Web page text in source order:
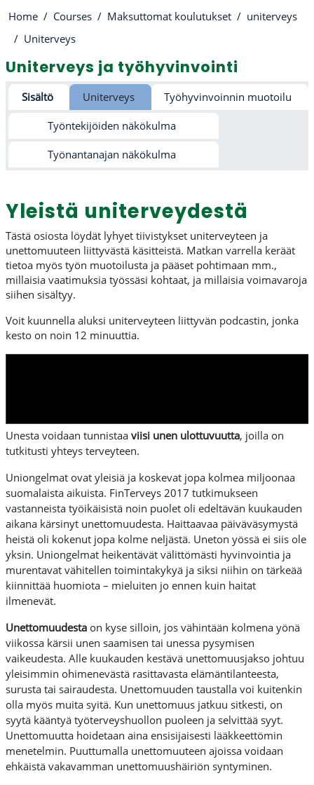
Home Courses Maksuttomat koulutukset
uniterveys
Uniterveys
Uniterveys ja työhyvinvointi
Section outline
Sisältö Uniterveys Työhyvinvoinnin muotoilu
Työntekijöiden näkökulma
Työnantanajan näkökulma
Yleistä uniterveydestä
Tästä osiosta löydät lyhyet tiivistykset uniterveyteen ja
unettomuuteen liittyvästä käsitteistä. Matkan varrella keräät
tietoa myös työn muotoilusta ja pääset pohtimaan mm.,
millaisia vaatimuksia työssäsi kohtaat, ja millaisia voimavaroja
siihen sisältyy.
Voit kuunnella aluksi uniterveyteen liittyvän podcastin, jonka
kesto on noin 12 minuuttia.
Unesta voidaan tunnistaa viisi unen ulottuvuutta, joilla on
tutkitusti yhteys terveyteen.
Uniongelmat ovat yleisiä ja koskevat jopa kolmea miljoonaa
suomalaista aikuista. FinTerveys 2017 tutkimukseen
vastanneista työikäisistä noin puolet oli edeltävän kuukauden
aikana kärsinyt unettomuudesta. Haittaavaa päiväväsymystä
heistä oli kokenut jopa kolme neljästä. Uneton yössä ei siis ole
yksin. Uniongelmat heikentävät välittömästi hyvinvointia ja
murentavat vähitellen toimintakykyä ja siksi niihin on tärkeää
kiinnittää huomiota – mieluiten jo ennen kuin haitat
ilmenevät.
Unettomuudesta on kyse silloin, jos vähintään kolmena yönä
viikossa kärsii unen saamisen tai unessa pysymisen
vaikeudesta. Alle kuukauden kestävä unettomuusjakso johtuu
yleisimmin ohimenevästä rasittavasta elämäntilanteesta,
surusta tai sairaudesta. Unettomuuden taustalla voi kuitenkin
olla myös muita syitä. Kun unettomuus jatkuu sitkesti, on
syytä kääntyä työterveyshuollon puoleen ja selvittää syyt.
Unettomuutta hoidetaan aina ensisijaisesti lääkkeettömin
menetelmin. Puuttumalla unettomuuteen ajoissa voidaan
ehkäistä vakavamman unettomuushäiriön syntyminen.